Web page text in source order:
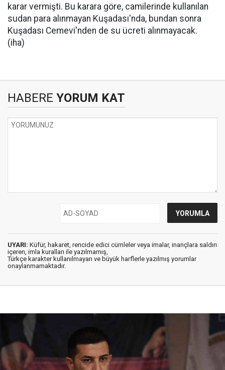
karar vermişti. Bu karara göre, camilerinde kullanılan
sudan para alınmayan Kuşadası'nda, bundan sonra
Kuşadası Cemevi'nden de su ücreti alınmayacak.
(iha)
HABERE YORUM KAT
UYARI: Küfür, hakaret, rencide edici cümleler veya imalar, inançlara saldırı
içeren, imla kuralları ile yazılmamış,
Türkçe karakter kullanılmayan ve büyük harflerle yazılmış yorumlar
onaylanmamaktadır.